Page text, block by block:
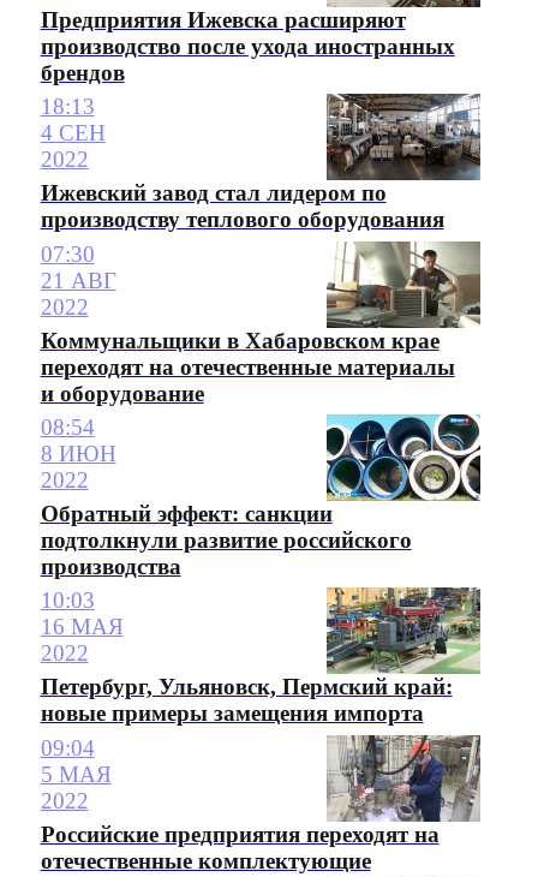
Предприятия Ижевска расширяют
производство после ухода иностранных
брендов
18:13
4 СЕН
2022
Ижевский завод стал лидером по
производству теплового оборудования
07:30
21 АВГ
2022
Коммунальщики в Хабаровском крае
переходят на отечественные материалы
и оборудование
08:54
8 ИЮН
2022
Обратный эффект: санкции
подтолкнули развитие российского
производства
10:03
16 МАЯ
2022
Петербург, Ульяновск, Пермский край:
новые примеры замещения импорта
09:04
5 МАЯ
2022
Российские предприятия переходят на
отечественные комплектующие